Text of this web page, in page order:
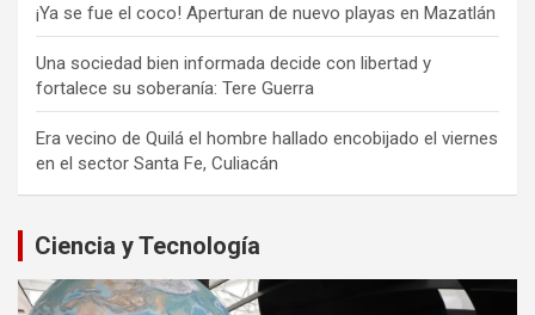
¡Ya se fue el coco! Aperturan de nuevo playas en Mazatlán
Una sociedad bien informada decide con libertad y
fortalece su soberanía: Tere Guerra
Era vecino de Quilá el hombre hallado encobijado el viernes
en el sector Santa Fe, Culiacán
Ciencia y Tecnología